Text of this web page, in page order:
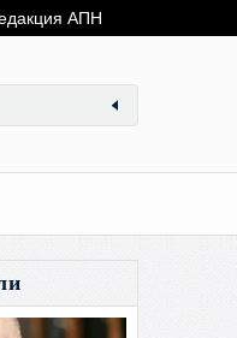
АПН